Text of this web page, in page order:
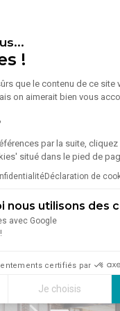
!
que le contenu de ce site
on aimerait bien vous
par la suite, cliquez
situé dans le pied de
Déclaration de
nous utilisons des
avec Google
certifiés par
Je choisis
(4)
193, 197 )
: 3 mois de loyer HT HC
!
157 m² à 337
de bureaux à louer à
à partir de 157 m²,
m² en sus au 2ème étage
linoléum